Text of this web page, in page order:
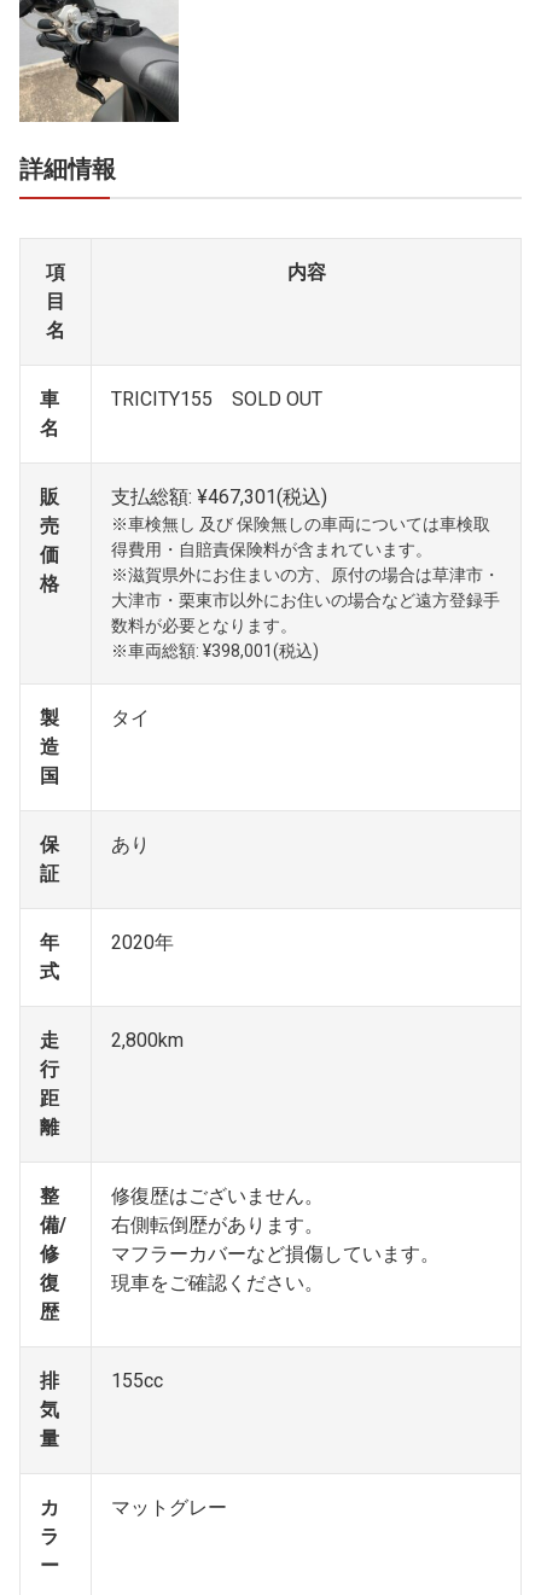
詳細情報
項
目
名
内容
車
名
TRICITY155 SOLD OUT
販
売
価
格
支払総額: ¥467,301(税込)
※車検無し 及び 保険無しの車両については車検取
得費用・自賠責保険料が含まれています。
※滋賀県外にお住まいの方、原付の場合は草津市・
大津市・栗東市以外にお住いの場合など遠方登録手
数料が必要となります。
※車両総額: ¥398,001(税込)
製
造
国
タイ
保
証
あり
年
式
2020年
走
行
距
離
2,800km
整
備/
修
復
歴
修復歴はございません。
右側転倒歴があります。
マフラーカバーなど損傷しています。
現車をご確認ください。
排
気
量
155cc
カ
ラ
ー
マットグレー